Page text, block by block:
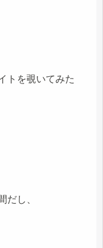
トを覗いてみた
だし、